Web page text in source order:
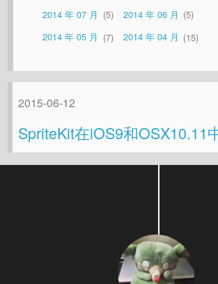
2014 年 07 月
5 2014 年 06 月
5
2014 年 05 月
7 2014 年 04 月 15
2015-06-12
SpriteKit在iOS9和OSX10.11